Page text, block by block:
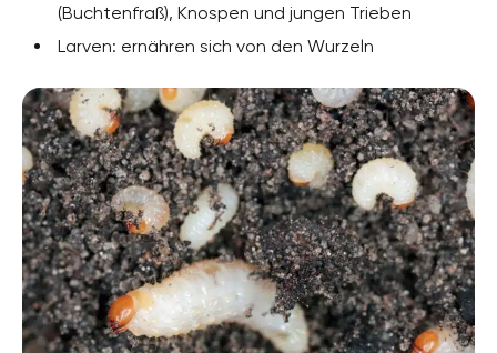
(Buchtenfraß), Knospen und jungen Trieben
Larven: ernähren sich von den Wurzeln